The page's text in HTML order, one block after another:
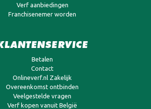
Verf aanbiedingen
Franchisenemer worden
Betalen
Contact
Onlineverf.nl Zakelijk
Overeenkomst ontbinden
Veelgestelde vragen
Verf kopen vanuit België